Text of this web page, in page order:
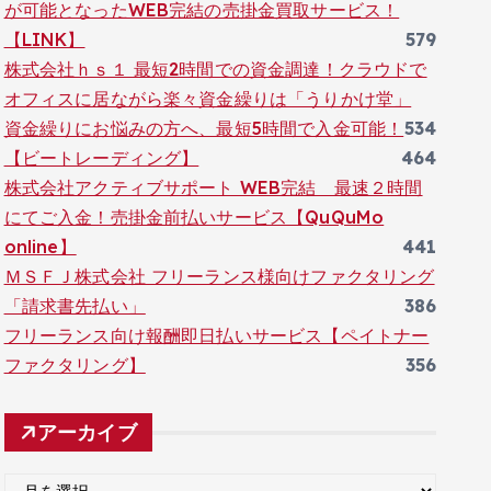
が可能となったWEB完結の売掛金買取サービス！
【LINK】
579
株式会社ｈｓ１ 最短2時間での資金調達！クラウドで
オフィスに居ながら楽々資金繰りは「うりかけ堂」
534
資金繰りにお悩みの方へ、最短5時間で入金可能！
【ビートレーディング】
464
株式会社アクティブサポート WEB完結 最速２時間
にてご入金！売掛金前払いサービス【QuQuMo
online】
441
ＭＳＦＪ株式会社 フリーランス様向けファクタリング
「請求書先払い」
386
フリーランス向け報酬即日払いサービス【ペイトナー
ファクタリング】
356
アーカイブ